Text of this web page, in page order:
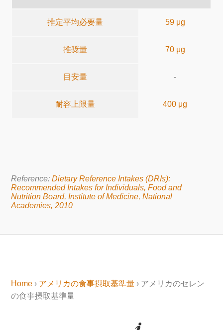
推定平均必要量 59 μg
推奨量 70 μg
目安量 -
耐容上限量 400 μg
Reference:Dietary Reference Intakes (DRIs):
Recommended Intakes for Individuals, Food and
Nutrition Board, Institute of Medicine, National
Academies, 2010
Home › アメリカの食事摂取基準量 › アメリカのセレン
の食事摂取基準量